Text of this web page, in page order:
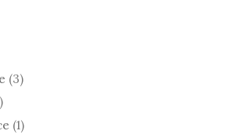
(3)
(1)